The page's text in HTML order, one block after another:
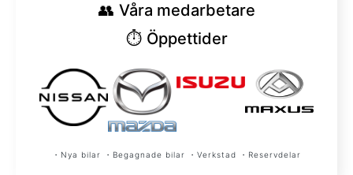
👥 Våra medarbetare
⏱︎ Öppettider
・Nya bilar ・Begagnade bilar ・Verkstad ・Reservdelar